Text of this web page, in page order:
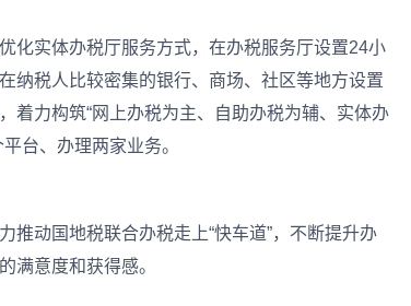
化实体办税厅服务方式，在办税服务厅设置24小
纳税人比较密集的银行、商场、社区等地方设置
着力构筑“网上办税为主、自助办税为辅、实体办
台、办理两家业务。
动国地税联合办税走上“快车道”，不断提升办
满意度和获得感。